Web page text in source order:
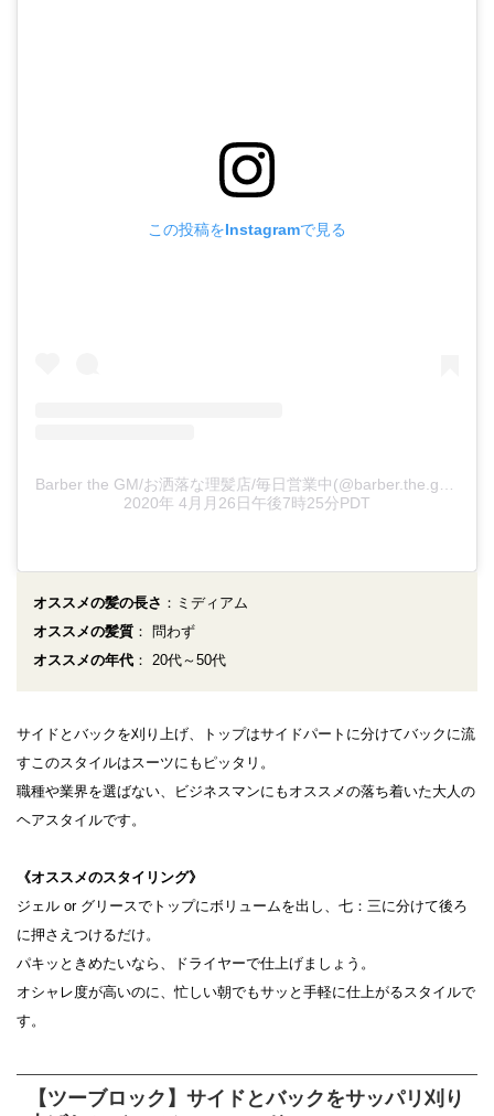
この投稿をInstagramで見る
2020年 4月月26日午後7時25分PDT
オススメの髪の長さ ：ミディアム
オススメの髪質 ： 問わず
オススメの年代 ： 20代～50代
サイドとバックを刈り上げ、トップはサイドパートに分けてバックに流
すこのスタイルはスーツにもピッタリ。
職種や業界を選ばない、ビジネスマンにもオススメの落ち着いた大人の
ヘアスタイルです。
《オススメのスタイリング》
ジェル or グリースでトップにボリュームを出し、七：三に分けて後ろ
に押さえつけるだけ。
パキッときめたいなら、ドライヤーで仕上げましょう。
オシャレ度が高いのに、忙しい朝でもサッと手軽に仕上がるスタイルで
す。
【ツーブロック】サイドとバックをサッパリ刈り